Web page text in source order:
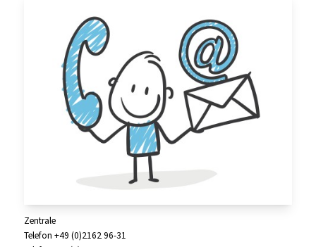
Zentrale
Telefon +49 (0)2162 96-31